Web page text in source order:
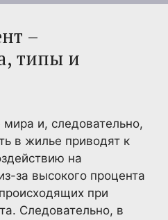
–
типы и
и, следовательно,
в жилье приводят к
на
за высокого процента
при
Следовательно, в